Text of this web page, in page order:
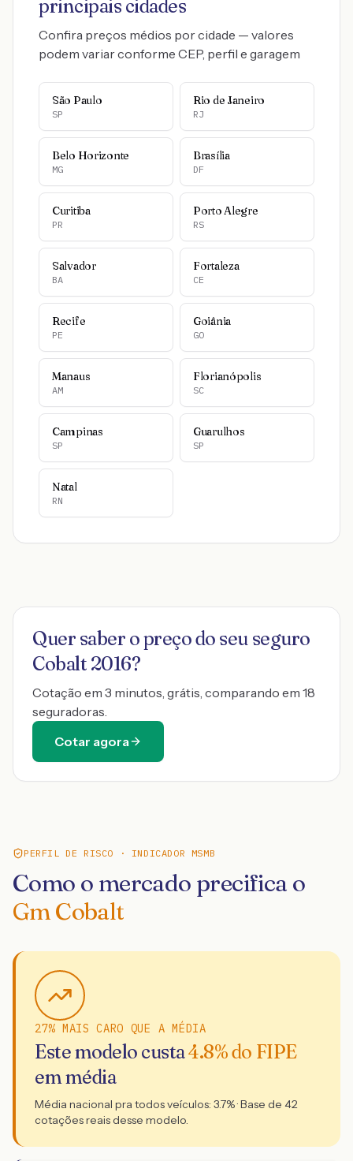
principais cidades
Confira preços médios por cidade — valores
podem variar conforme CEP, perfil e garagem
São Paulo
SP
Rio de Janeiro
RJ
Belo Horizonte
MG
Brasília
DF
Curitiba
PR
Porto Alegre
RS
Salvador
BA
Fortaleza
CE
Recife
PE
Goiânia
GO
Manaus
AM
Florianópolis
SC
Campinas
SP
Guarulhos
SP
Natal
RN
Quer saber o preço do seu seguro
Cobalt 2016?
Cotação em 3 minutos, grátis, comparando em 18
seguradoras.
Cotar agora
PERFIL DE RISCO · INDICADOR MSMB
Como o mercado precifica o
Gm Cobalt
27% MAIS CARO QUE A MÉDIA
Este modelo custa4.8% do FIPE
em média
Média nacional pra todos veículos: 3.7% · Base de 42
cotações reais desse modelo.